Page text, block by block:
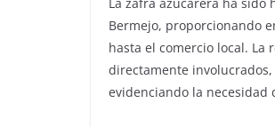
Bermejo, proporcionando
hasta el comercio local. La
directamente
evidenciando la